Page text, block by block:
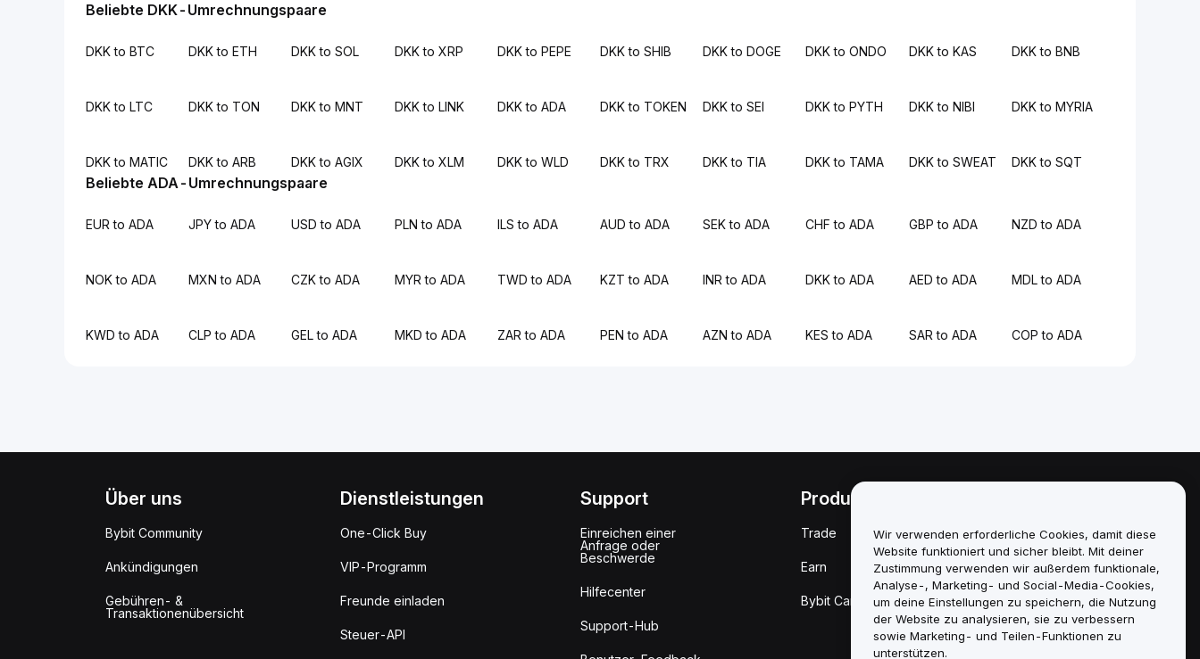
Beliebte DKK-Umrechnungspaare
DKK to BTC DKK to ETH DKK to SOL DKK to XRP DKK to PEPE DKK to SHIB DKK to DOGE DKK to ONDO DKK to KAS DKK to BNB
DKK to LTC DKK to TON DKK to MNT DKK to LINK DKK to ADA DKK to TOKEN DKK to SEI DKK to PYTH DKK to NIBI DKK to MYRIA
DKK to MATIC DKK to ARB DKK to AGIX DKK to XLM DKK to WLD DKK to TRX DKK to TIA DKK to TAMA DKK to SWEAT DKK to SQT
Beliebte ADA-Umrechnungspaare
EUR to ADA JPY to ADA USD to ADA PLN to ADA ILS to ADA AUD to ADA SEK to ADA CHF to ADA GBP to ADA NZD to ADA
NOK to ADA MXN to ADA CZK to ADA MYR to ADA TWD to ADA KZT to ADA INR to ADA DKK to ADA AED to ADA MDL to ADA
KWD to ADA CLP to ADA GEL to ADA MKD to ADA ZAR to ADA PEN to ADA AZN to ADA KES to ADA SAR to ADA COP to ADA
Über uns
Bybit Community
Ankündigungen
Gebühren- &
Transaktionenübersicht
Dienstleistungen
One-Click Buy
VIP-Programm
Freunde einladen
Steuer-API
Support
Einreichen einer
Anfrage oder
Beschwerde
Hilfecenter
Support-Hub
Produkte
Trade
Earn
Bybit Card
Richtlinie zu
Interessenkonflikten
Zusammenfassung
der Verwahrungs-
und
Verwaltungsrichtlinie
Wir verwenden erforderliche Cookies, damit diese
Website funktioniert und sicher bleibt. Mit deiner
Zustimmung verwenden wir außerdem funktionale,
Analyse-, Marketing- und Social-Media-Cookies,
um deine Einstellungen zu speichern, die Nutzung
der Website zu analysieren, sie zu verbessern
sowie Marketing- und Teilen-Funktionen zu
unterstützen.